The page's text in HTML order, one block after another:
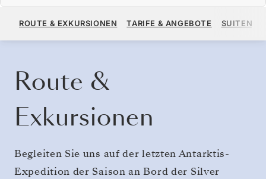
17.000 $
ROUTE & EXKURSIONEN TARIFE & ANGEBOTE SUITEN
Route &
Exkursionen
Begleiten Sie uns auf der letzten Antarktis-
Expedition der Saison an Bord der Silver